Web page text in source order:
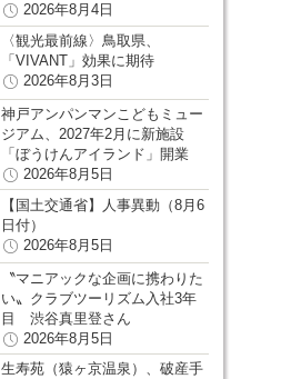
2026年8月4日
〈観光最前線〉鳥取県、
「VIVANT」効果に期待
2026年8月3日
神戸アンパンマンこどもミュー
ジアム、2027年2月に新施設
「ぼうけんアイランド」開業
2026年8月5日
【国土交通省】人事異動（8月6
日付）
2026年8月5日
〝マニアックな企画に携わりた
い〟クラブツーリズム入社3年
目 渋谷真里登さん
2026年8月5日
生寿苑（猿ヶ京温泉）、破産手